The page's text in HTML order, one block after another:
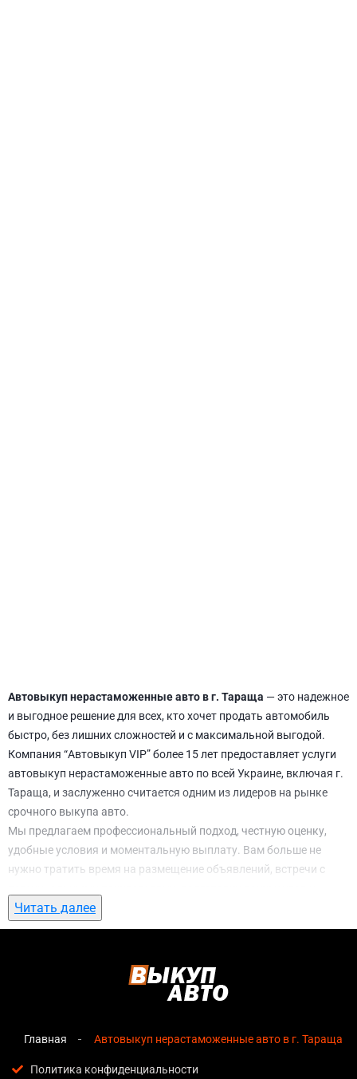
Автовыкуп нерастаможенные авто в г. Тараща — это надежное
и выгодное решение для всех, кто хочет продать автомобиль
быстро, без лишних сложностей и с максимальной выгодой.
Компания “Автовыкуп VIP” более 15 лет предоставляет услуги
автовыкуп нерастаможенные авто по всей Украине, включая г.
Тараща, и заслуженно считается одним из лидеров на рынке
срочного выкупа авто.
Мы предлагаем профессиональный подход, честную оценку,
удобные условия и моментальную выплату. Вам больше не
нужно тратить время на размещение объявлений, встречи с
ожидание. С нами вы можете
авто в г. Таращавсего за 1 день.
автовыкуп нерастаможенные авто в г.
Мгновенная оценка— предварительная стоимость
озвучивается сразу после обращения, без скрытых
Читать далее
Главная Автовыкуп нерастаможенные авто в г. Тараща
Политика конфиденциальности